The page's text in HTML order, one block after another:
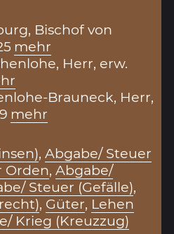
Bischof von
mehr
Herr, erw.
Brauneck, Herr,
mehr
,Abgabe/ Steuer
Orden,Abgabe/
Steuer (Gefälle),
, Güter, Lehen
Krieg (Kreuzzug)